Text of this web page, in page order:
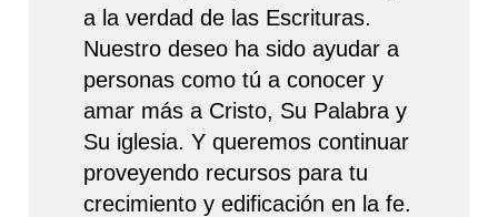
a la verdad de las Escrituras.
Nuestro deseo ha sido ayudar a
personas como tú a conocer y
amar más a Cristo, Su Palabra y
Su iglesia. Y queremos continuar
proveyendo recursos para tu
crecimiento y edificación en la fe.